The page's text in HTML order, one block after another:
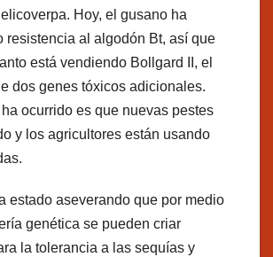
Hoy, el gusano ha
resistencia al algodón Bt, así que
está vendiendo Bollgard II, el
dos genes tóxicos adicionales.
ocurrido es que nuevas pestes
y los agricultores están usando
estado aseverando que por medio
genética se pueden criar
la tolerancia a las sequías y